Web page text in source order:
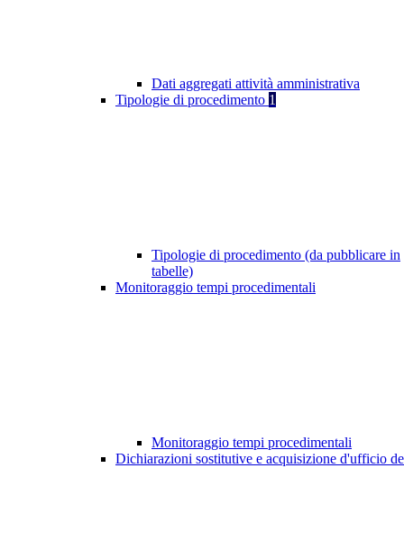
Dati aggregati attività amministrativa
Tipologie di procedimento 1
Tipologie di procedimento (da pubblicare in
tabelle)
Monitoraggio tempi procedimentali
Monitoraggio tempi procedimentali
Dichiarazioni sostitutive e acquisizione d'ufficio